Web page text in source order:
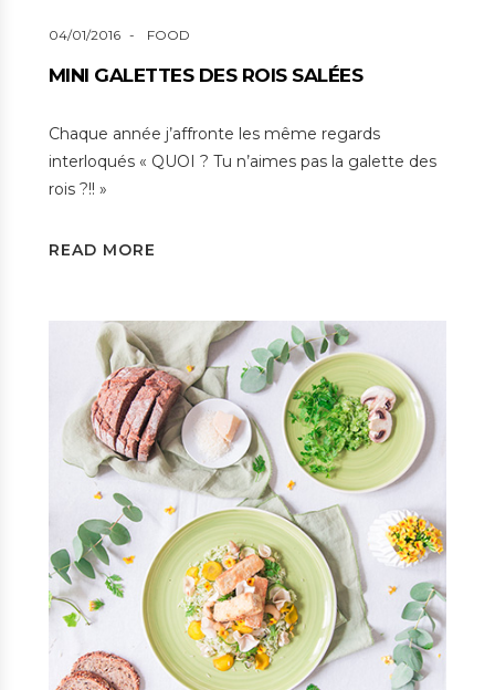
04/01/2016 FOOD
MINI GALETTES DES ROIS SALÉES
Chaque année j’affronte les même regards
interloqués « QUOI ? Tu n’aimes pas la galette des
rois ?!! »
READ MORE